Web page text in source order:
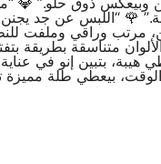
🌹 “اللبس عن جد
مرتب وراقي وملفت
متناسقة بطريقة
بتبين إنو في